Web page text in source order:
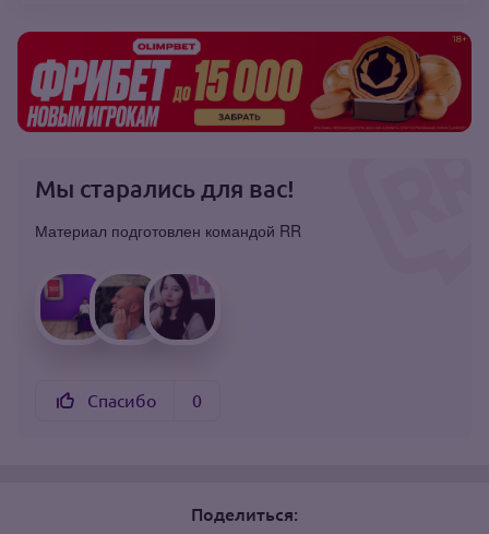
Мы старались для вас!
Материал подготовлен командой RR
Спасибо 0
Поделиться: